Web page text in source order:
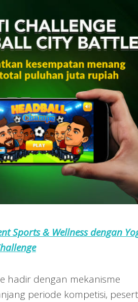
Sports & Wellness dengan
hadir dengan mekanisme
periode kompetisi,